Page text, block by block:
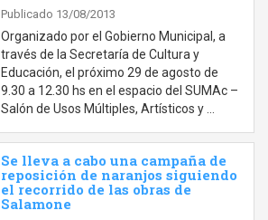
Publicado 13/08/2013
Organizado por el Gobierno Municipal, a
través de la Secretaría de Cultura y
Educación, el próximo 29 de agosto de
9.30 a 12.30 hs en el espacio del SUMAc –
Salón de Usos Múltiples, Artísticos y …
Se lleva a cabo una campaña de
reposición de naranjos siguiendo
el recorrido de las obras de
Salamone